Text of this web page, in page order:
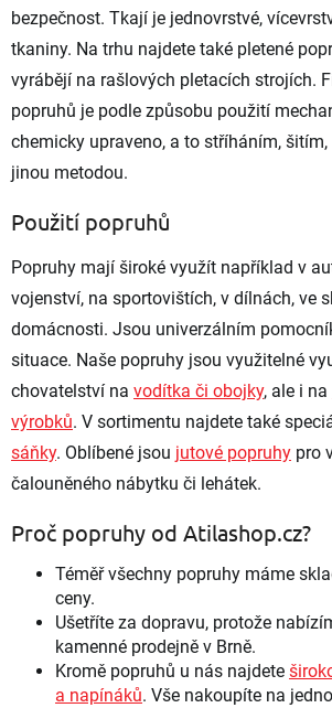
i
s
bezpečnost. Tkají je jednovrstvé,
tkaniny. Na trhu najdete také pletené
vyrábějí na rašlových pletacích strojích.
popruhů je podle způsobu použití
chemicky upraveno, a to stříháním,
jinou metodou.
Použití popruhů
Popruhy mají široké využít například v
vojenství, na sportovištích, v dílnách, ve
domácnosti. Jsou univerzálním
situace. Naše popruhy jsou využitelné
chovatelství na vodítka či obojky, ale i na
výrobků. V sortimentu najdete také
sáňky. Oblíbené jsou jutové popruhy pro
čalouněného nábytku či lehátek.
Proč popruhy od Atilashop.cz?
Téměř všechny popruhy máme
ceny.
Ušetříte za dopravu, protože
kamenné prodejně v Brně.
Kromě popruhů u nás najdete
a napínáků. Vše nakoupíte na